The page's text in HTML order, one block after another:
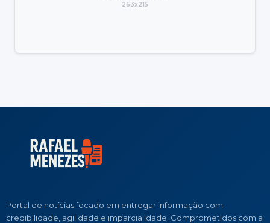
263x215
Portal de notícias focado em entregar informação com
credibilidade, agilidade e imparcialidade. Comprometidos com a